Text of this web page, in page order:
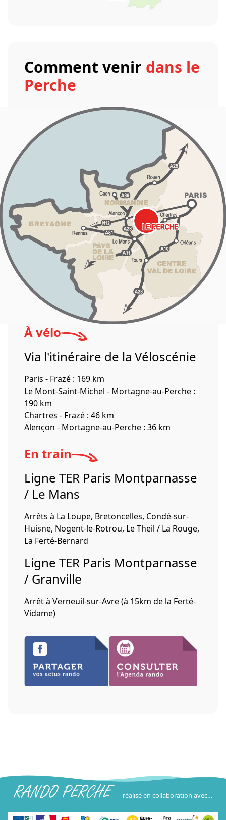
Comment venir dans le
Perche
À vélo
Via l'itinéraire de la Véloscénie
Paris - Frazé : 169 km
Le Mont-Saint-Michel - Mortagne-au-Perche :
190 km
Chartres - Frazé : 46 km
Alençon - Mortagne-au-Perche : 36 km
En train
Ligne TER Paris Montparnasse
/ Le Mans
Arrêts à La Loupe, Bretoncelles, Condé-sur-
Huisne, Nogent-le-Rotrou, Le Theil / La Rouge,
La Ferté-Bernard
Ligne TER Paris Montparnasse
/ Granville
Arrêt à Verneuil-sur-Avre (à 15km de la Ferté-
Vidame)
réalisé en collaboration avec…